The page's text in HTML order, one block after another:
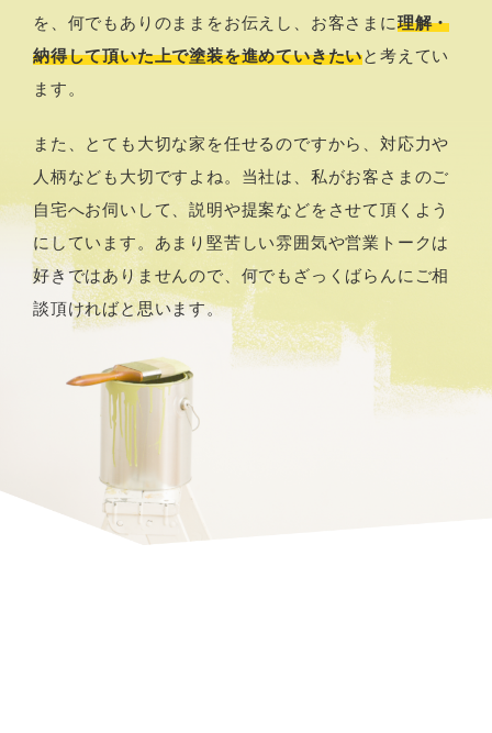
を、何でもありのままをお伝えし、お客さまに理解・
納得して頂いた上で塗装を進めていきたいと考えてい
ます。
また、とても大切な家を任せるのですから、対応力や
人柄なども大切ですよね。当社は、私がお客さまのご
自宅へお伺いして、説明や提案などをさせて頂くよう
にしています。あまり堅苦しい雰囲気や営業トークは
好きではありませんので、何でもざっくばらんにご相
談頂ければと思います。